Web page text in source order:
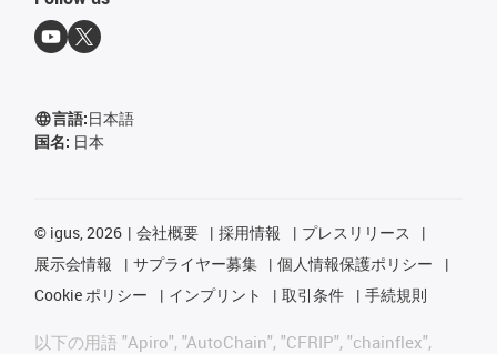
言語:日本語
国名: 日本
© igus, 2026 会社概要 採用情報
プレスリリース
展示会情報
サプライヤー募集
個人情報保護ポリシー
Cookie ポリシー
インプリント 取引条件 手続規則
以下の用語 "Apiro", "AutoChain", "CFRIP", "chainflex",